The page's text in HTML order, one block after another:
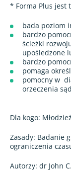
* Forma Plus jest
bada poziom
bardzo
ścieżki
upośledzone
bardzo
pomaga
pomocny w
orzeczenia
Dla kogo:
Zasady: Badanie
ograniczenia
Autorzy: dr John